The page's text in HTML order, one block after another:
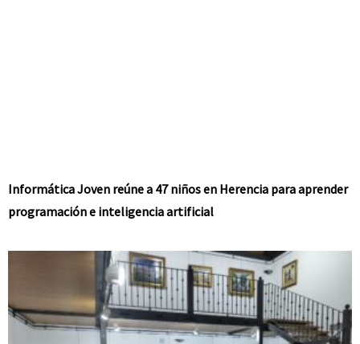
Informática Joven reúne a 47 niños en Herencia para aprender
programación e inteligencia artificial